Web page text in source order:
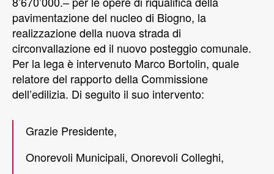
pavimentazione del nucleo di Biogno, la
realizzazione della nuova strada di
circonvallazione ed il nuovo posteggio comunale.
Per la lega è intervenuto Marco Bortolin, quale
relatore del rapporto della Commissione
dell’edilizia. Di seguito il suo intervento:
Grazie Presidente,
Onorevoli Municipali, Onorevoli Colleghi,